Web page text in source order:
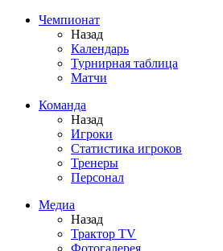
Чемпионат
Назад
Календарь
Турнирная таблица
Матчи
Команда
Назад
Игроки
Статистика игроков
Тренеры
Персонал
Медиа
Назад
Трактор TV
Фотогалерея